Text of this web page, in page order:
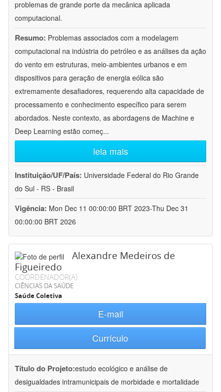
problemas de grande porte da mecânica aplicada
computacional.
Resumo: Problemas associados com a modelagem
computacional na indústria do petróleo e as análises da ação
do vento em estruturas, meio-ambientes urbanos e em
dispositivos para geração de energia eólica são
extremamente desafiadores, requerendo alta capacidade de
processamento e conhecimento específico para serem
abordados. Neste contexto, as abordagens de Machine e
Deep Learning estão começ...
leia mais
Instituição/UF/País: Universidade Federal do Rio Grande
do Sul - RS - Brasil
Vigência: Mon Dec 11 00:00:00 BRT 2023-Thu Dec 31
00:00:00 BRT 2026
Alexandre Medeiros de
Figueiredo
COORDENADOR(A)
CIÊNCIAS DA SAÚDE
Saúde Coletiva
E-mail
Currículo
Título do Projeto:estudo ecológico e análise de
desigualdades intramunicipais de morbidade e mortalidade